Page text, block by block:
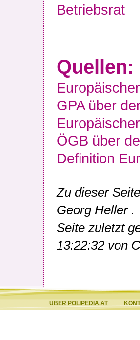
Betriebsrat
Quellen:
GPA über
ÖGB über
Definition
Zu dieser
Georg Heller.
Seite zuletzt
13:22:32 von
ÜBER POLIPEDIA.AT